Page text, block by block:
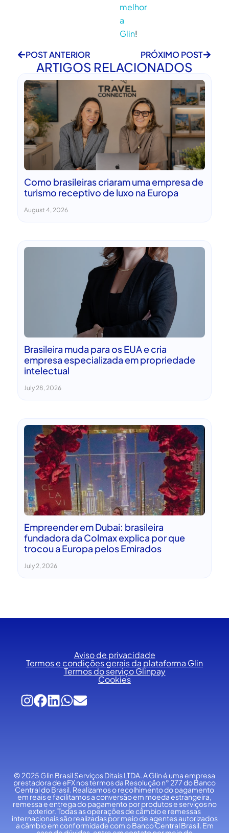
melhor
a
Glin!
POST ANTERIOR
PRÓXIMO POST
ARTIGOS RELACIONADOS
Como brasileiras criaram uma empresa de
turismo receptivo de luxo na Europa
August 4, 2026
Brasileira muda para os EUA e cria
empresa especializada em propriedade
intelectual
July 28, 2026
Empreender em Dubai: brasileira
fundadora da Colmax explica por que
trocou a Europa pelos Emirados
July 2, 2026
Aviso de privacidade
Termos e condições gerais da plataforma Glin
Termos do serviço Glinpay
Cookies
© 2025 Glin Brasil Serviços Ditais LTDA.A Glin é uma empresa
prestadora de eFX nos termos da Resolução n° 277 do Banco
Central do Brasil. Realizamos o recolhimento do pagamento
em reais e facilitamos a conversão em moeda estrangeira,
remessa e entrega do pagamento por produtos e serviços no
exterior. Todas as operações de câmbio e remessas
internacionais são realizadas por meio de agentes autorizados
a câmbio em conformidade com o Banco Central Brasil. Em